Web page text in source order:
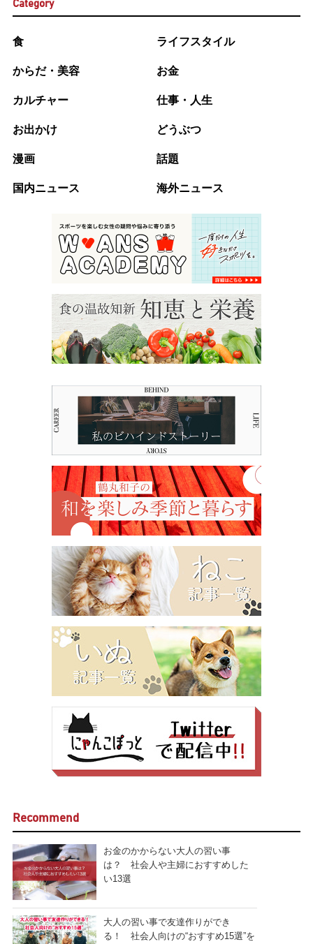
Category
食 ライフスタイル
からだ・美容 お金
カルチャー 仕事・人生
お出かけ どうぶつ
漫画 話題
国内ニュース 海外ニュース
Recommend
お金のかからない大人の習い事
は？ 社会人や主婦におすすめした
い13選
大人の習い事で友達作りができ
る！ 社会人向けの“おすすめ15選”を